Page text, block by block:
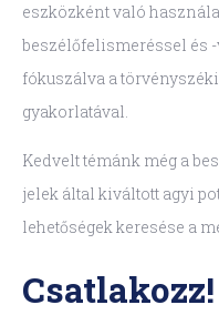
eszközként való
beszélőfelismeréssel és
fókuszálva a
gyakorlatával.
Kedvelt témánk még a
jelek által kiváltott agyi
lehetőségek keresése a
Csatlakozz!